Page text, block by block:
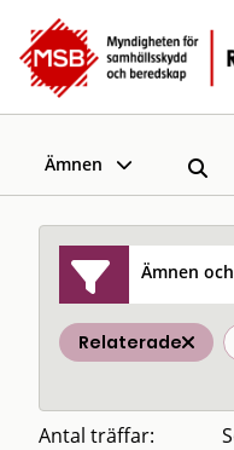
Ämnen
Ämnen
Relaterade
Antal träffar: